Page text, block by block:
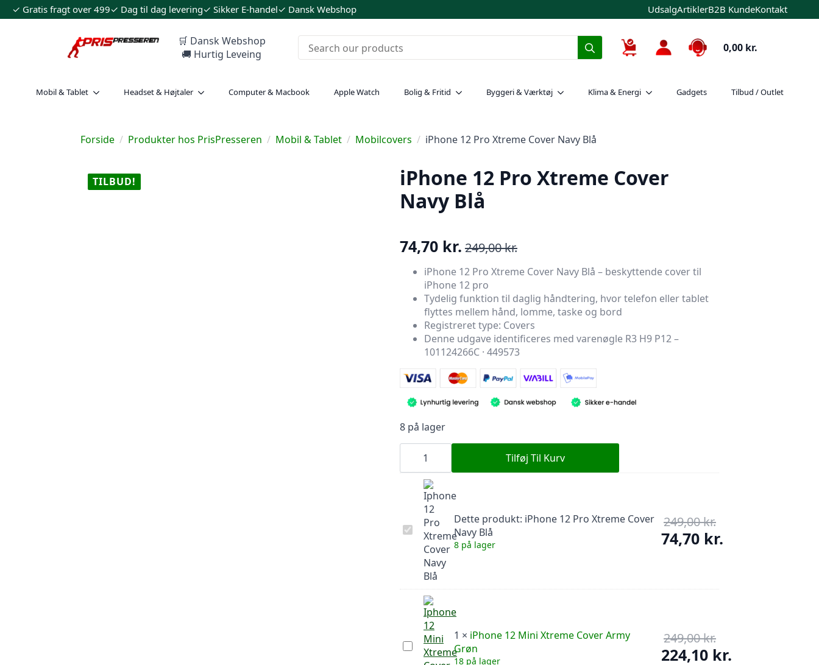
✓ Gratis fragt over 499✓ Dag til dag levering✓ Sikker E-handel✓ Dansk Webshop UdsalgArtiklerB2B KundeKontakt
🛒 Dansk Webshop
🚚 Hurtig Leveing
Search
for:
0,00 kr.
Mobil & Tablet Headset & Højtaler Computer & Macbook Apple Watch Bolig & Fritid Byggeri & Værktøj Klima & Energi Gadgets Tilbud / Outlet
Forside Produkter hos PrisPresseren Mobil & Tablet Mobilcovers iPhone 12 Pro Xtreme Cover Navy Blå
TILBUD!
iPhone 12 Pro Xtreme Cover
Navy Blå
249,00kr.
Den
oprindelige
pris
var:
249,00 kr..
74,70 kr.
Den
aktuelle
pris
74,70 kr..
iPhone 12 Pro Xtreme Cover Navy Blå – beskyttende cover til
iPhone 12 pro
Tydelig funktion til daglig håndtering, hvor telefon eller tablet
flyttes mellem hånd, lomme, taske og bord
Registreret type: Covers
Denne udgave identificeres med varenøgle R3 H9 P12 –
101124266C · 449573
8 på lager
iPhone
Xtreme
Cover
Tilføj Til Kurv
iPhone
12
Xtreme
Cover
Navy
Blå
Dette produkt: iPhone 12 Pro Xtreme Cover
Navy Blå
8 på lager
249,00kr.Den
oprindelige
pris
74,70 kr.
er:
iPhone
12
1 × iPhone 12 Mini Xtreme Cover Army
Grøn
18 på lager
249,00kr.Den
oprindelige
224,10 kr.